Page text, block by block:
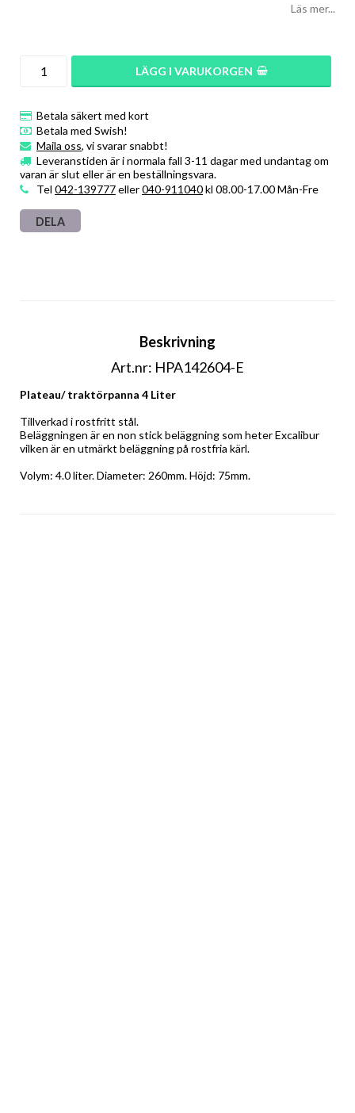
Läs mer...
LÄGG I VARUKORGEN
Betala säkert med kort
Betala med Swish!
Maila oss, vi svarar snabbt!
Leveranstiden är i normala fall 3-11 dagar med undantag om
varan är slut eller är en beställningsvara.
Tel 042-139777eller040-911040kl 08.00-17.00 Mån-Fre
DELA
Beskrivning
Art.nr: HPA142604-E
Plateau/ traktörpanna 4 Liter
Tillverkad i rostfritt stål.
Beläggningen är en non stick beläggning som heter Excalibur
vilken är en utmärkt beläggning på rostfria kärl.
Volym: 4.0 liter. Diameter: 260mm. Höjd: 75mm.